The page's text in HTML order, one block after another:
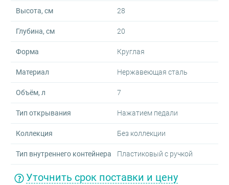
Высота, см 28
Глубина, см 20
Форма Круглая
Материал Нержавеющая сталь
Объём, л 7
Тип открывания Нажатием педали
Коллекция Без коллекции
Тип внутреннего контейнера Пластиковый с ручкой
Уточнить срок поставки и цену